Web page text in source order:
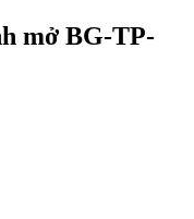
mở BG-TP-